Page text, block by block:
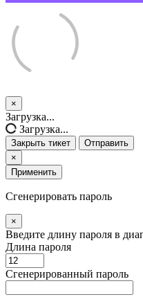
×
Закрыть
тикет
Загрузка...
Загрузка...
Закрыть тикет
Отправить
×
Применить
Сгенерировать пароль
×
Введите длину пароля в
Длина пароля
Сгенерированный пароль